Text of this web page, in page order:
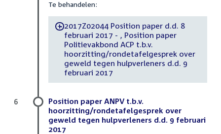
Te behandelen:
-2017Z02044 Position paper d.d. 8
februari 2017 - , Position paper
Politievakbond ACP t.b.v.
hoorzitting/rondetafelgesprek over
geweld tegen hulpverleners d.d. 9
februari 2017
Position paper ANPV t.b.v.
hoorzitting/rondetafelgesprek over
geweld tegen hulpverleners d.d. 9 februari
2017
6